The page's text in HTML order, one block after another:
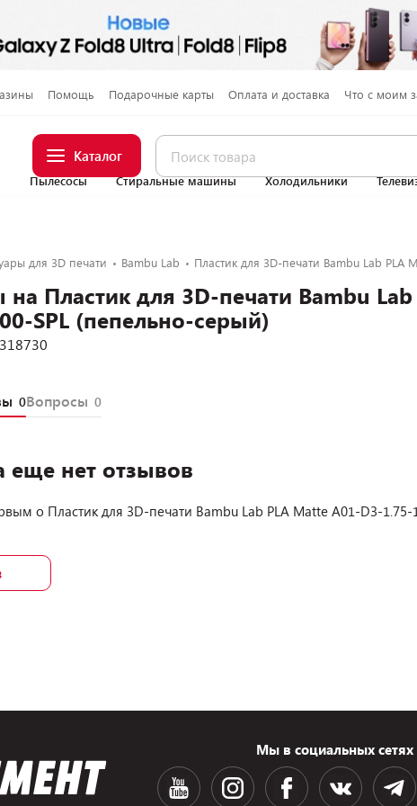
Помощь Подарочные карты Оплата и доставка Что с моим
Каталог
Пылесосы Стиральные машины Холодильники
для 3D печати Bambu Lab Пластик для 3D-печати Bambu Lab PLA
Пластик для 3D-печати Bambu
SPL (пепельно-серый)
0Вопросы 0
еще нет отзывов
о Пластик для 3D-печати Bambu Lab PLA Matte A01-D3-1.75-
Мы в социальных сетях